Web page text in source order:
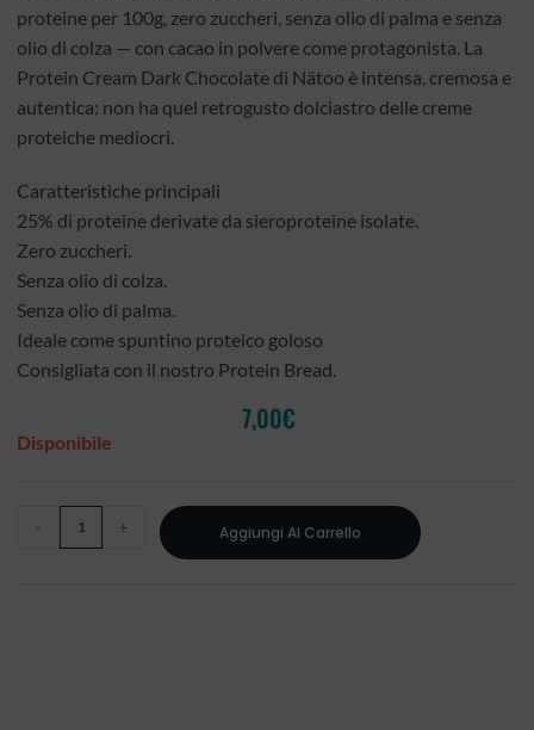
proteine per 100g, zero zuccheri, senza olio di palma e senza
olio di colza — con cacao in polvere come protagonista. La
Protein Cream Dark Chocolate di Nätoo è intensa, cremosa e
autentica: non ha quel retrogusto dolciastro delle creme
proteiche mediocri.
Caratteristiche principali
25% di proteine derivate da sieroproteine isolate.
Zero zuccheri.
Senza olio di colza.
Senza olio di palma.
Ideale come spuntino proteico goloso
Consigliata con il nostro Protein Bread.
7,00€
Disponibile
- + Aggiungi Al Carrello